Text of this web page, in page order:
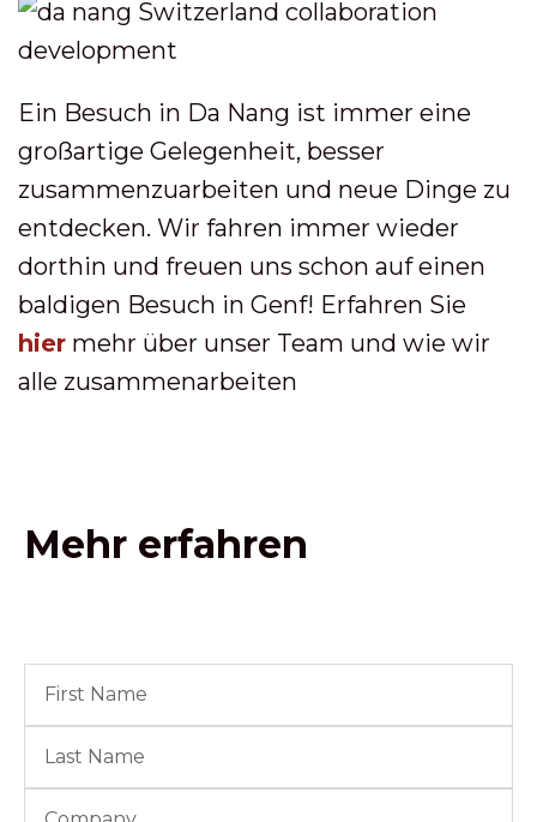
Ein Besuch in Da Nang ist immer eine
großartige Gelegenheit, besser
zusammenzuarbeiten und neue Dinge zu
entdecken. Wir fahren immer wieder
dorthin und freuen uns schon auf einen
baldigen Besuch in Genf! Erfahren Sie
hier mehr über unser Team und wie wir
alle zusammenarbeiten
Mehr erfahren